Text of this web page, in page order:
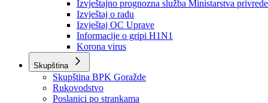
Obavještenja i izvještaji
Obavještenja Vlade
Izvještajno prognozna služba Ministarstva privrede
Izvještaj o radu
Izvještaj OC Uprave
Informacije o gripi H1N1
Korona virus
Skupština